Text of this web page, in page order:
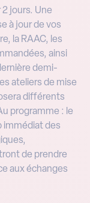
à jour de vos
la RAAC, les
ainsi
demi-
ateliers de mise
différents
programme : le
immédiat des
de prendre
aux échanges